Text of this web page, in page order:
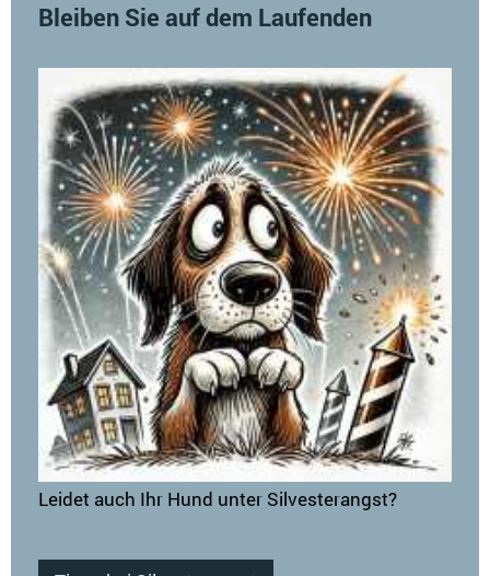
Bleiben Sie auf dem Laufenden
Leidet auch Ihr Hund unter Silvesterangst?